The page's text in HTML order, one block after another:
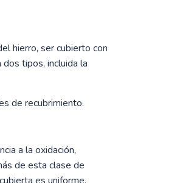
hierro, ser cubierto con
tipos, incluida la
de recubrimiento.
a la oxidación,
de esta clase de